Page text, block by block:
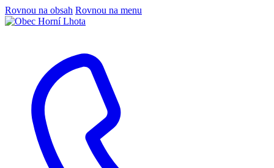
Rovnou na obsah Rovnou na menu